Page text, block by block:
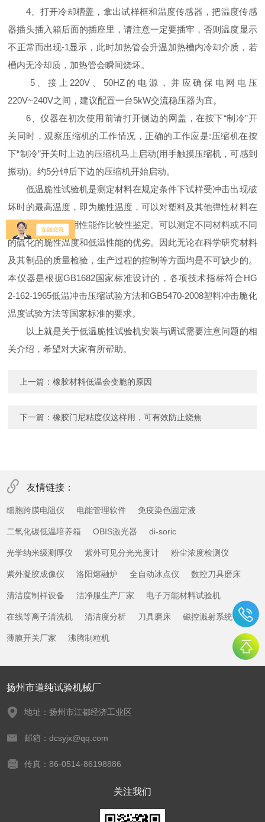
4、打开冷却槽盖，拿出试样框和温度传感器，把温度传感
器插头插入箱后面的插座里，请注意一定要插牢，否则温度显示
不正常而出现-1显示，此时加热管会升温加热槽内冷却介质，若
槽内无冷却质，加热管会瞬间烧坏。
5、接上220V、50HZ的电源，并应确保电网电压
220V~240V之间，建议配置一台5kW交流稳压器为宜。
6、仪器在初次使用前请打开侧边的网盖，在按下“制冷”开
关同时，观察压缩机的工作情况，正确的工作应是:压缩机在按
下“制冷”开关时上边的压缩机马上启动(用手触摸压缩机，可感到
振动)。约5分钟后下边的压缩机开始启动。
低温脆性试验机是测定材料在规定条件下试样受冲击出现破
坏时的最高温度，即为脆性温度，可以对塑料及其他弹性材料在
低温条件下的使用性能作比较性鉴定。可以测定不同材料或不同
的硫化的脆性温度和低温性能的优劣。因此无论在科学研究材料
及其制品的质量检验，生产过程的控制等方面均是不可缺少的。
本仪器是根据GB1682国家标准设计的，各项技术指标符合HG
2-162-1965低温冲击压缩试验方法和GB5470-2008塑料冲击脆化
温度试验方法等国家标准的要求。
以上就是关于低温脆性试验机安装与调试需要注意问题的相
关介绍，希望对大家有所帮助。
上一篇：橡胶材料低温会变脆的原因
下一篇：橡胶门尼粘度仪这样用，可有效防止烧焦
友情链接：
细胞跨膜电阻仪 电能管理软件 免疫染色固定液
二氧化碳低温培养箱 OBIS激光器 di-soric
光学纳米级测厚仪 紫外可见分光光度计 粉尘浓度检测仪
紫外凝胶成像仪 洛阳熔融炉 全自动冰点仪 数控刀具磨床
清洁度制样设备 洁净服生产厂家 电子万能材料试验机
在线等离子清洗机 清洁度分析 刀具磨床 磁控溅射系统
薄膜开关厂家 沸腾制粒机
扬州市道纯试验机械厂
地址：扬州市江都经济工业区
邮箱：dcsyjx@qq.com
传真：86-0514-86198886
关注我们